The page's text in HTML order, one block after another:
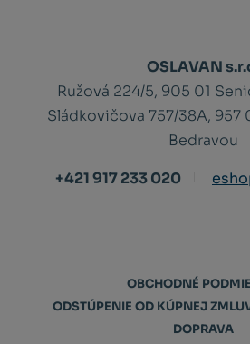
OSLAVAN
Ružová 224/5, 905 01
Sládkovičova 757/38A, 957
Bedravou
+421 917 233 020
OBCHODNÉ
ODSTÚPENIE OD KÚPNEJ
DOPRAVA